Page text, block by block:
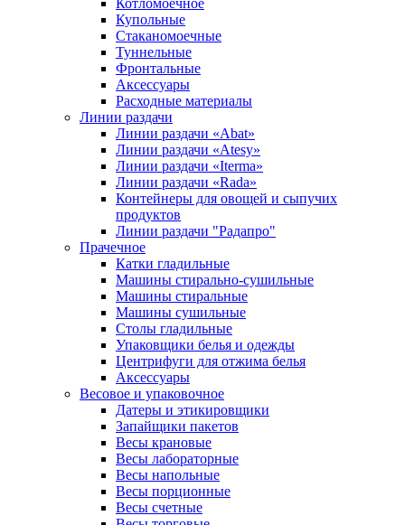
Котломоечное
Купольные
Стаканомоечные
Туннельные
Фронтальные
Аксессуары
Расходные материалы
Линии раздачи
Линии раздачи «Abat»
Линии раздачи «Atesy»
Линии раздачи «Iterma»
Линии раздачи «Rada»
Контейнеры для овощей и сыпучих
продуктов
Линии раздачи "Радапро"
Прачечное
Катки гладильные
Машины стирально-сушильные
Машины стиральные
Машины сушильные
Столы гладильные
Упаковщики белья и одежды
Центрифуги для отжима белья
Аксессуары
Весовое и упаковочное
Датеры и этикировщики
Запайщики пакетов
Весы крановые
Весы лабораторные
Весы напольные
Весы порционные
Весы счетные